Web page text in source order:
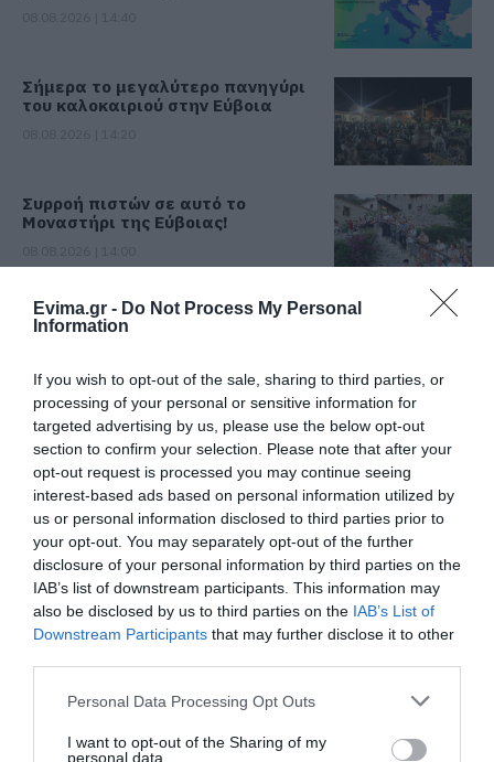
Evima.gr - Do Not Process My Personal
Information
If you wish to opt-out of the sale, sharing to third parties, or
processing of your personal or sensitive information for
targeted advertising by us, please use the below opt-out
section to confirm your selection. Please note that after your
opt-out request is processed you may continue seeing
interest-based ads based on personal information utilized by
us or personal information disclosed to third parties prior to
your opt-out. You may separately opt-out of the further
disclosure of your personal information by third parties on the
IAB’s list of downstream participants. This information may
also be disclosed by us to third parties on the IAB’s List of
Downstream Participants that may further disclose it to other
Please note that this website/app uses one or more Google
not limited to your visit or usage behaviour. You may click to
Personal Data Processing Opt Outs
I want to opt-out of the Sharing of my
personal data.
Σήμερα το μεγαλύτερο πανηγύρι
του καλοκαιριού στην Εύβοια
Συρροή πιστών σε αυτό το
Μοναστήρι της Εύβοιας!
Έξοδος Αυγούστου: Οι Αθηναίοι
«ψηφίζουν» Εύβοια για τις
08.08.2026 | 13:40
Μεταφορές χρημάτων: Σε ποιες
περιπτώσεις η ΑΑΔΕ επιβάλλει
φόρο από 10% έως 40%
08.08.2026 | 13:20
Εικόνες σοκ σε κοιμητήριο της
Εύβοιας: Δείτε τι έκαναν
Α. Ο. Χαλκίς: Πρώτο φιλικό σήμερα
08.08.2026 | 12:40
Όλες οι τελευταίες ειδήσεις
ΠΕΡΙΣΣΟΤΕΡΑ ΑΠΟ ΕΙΔΗΣΕΙΣ ΕΥΒΟΙΑ
Εύβοια: Σπείρα ανοίγει
πανηγύρι του